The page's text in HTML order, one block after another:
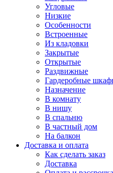
Угловые
Низкие
Особенности
Встроенные
Из кладовки
Закрытые
Открытые
Раздвижные
Гардеробные
Назначение
В комнату
В нишу
В спальню
В частный дом
На балкон
Доставка и оплата
Как сделать заказ
Доставка